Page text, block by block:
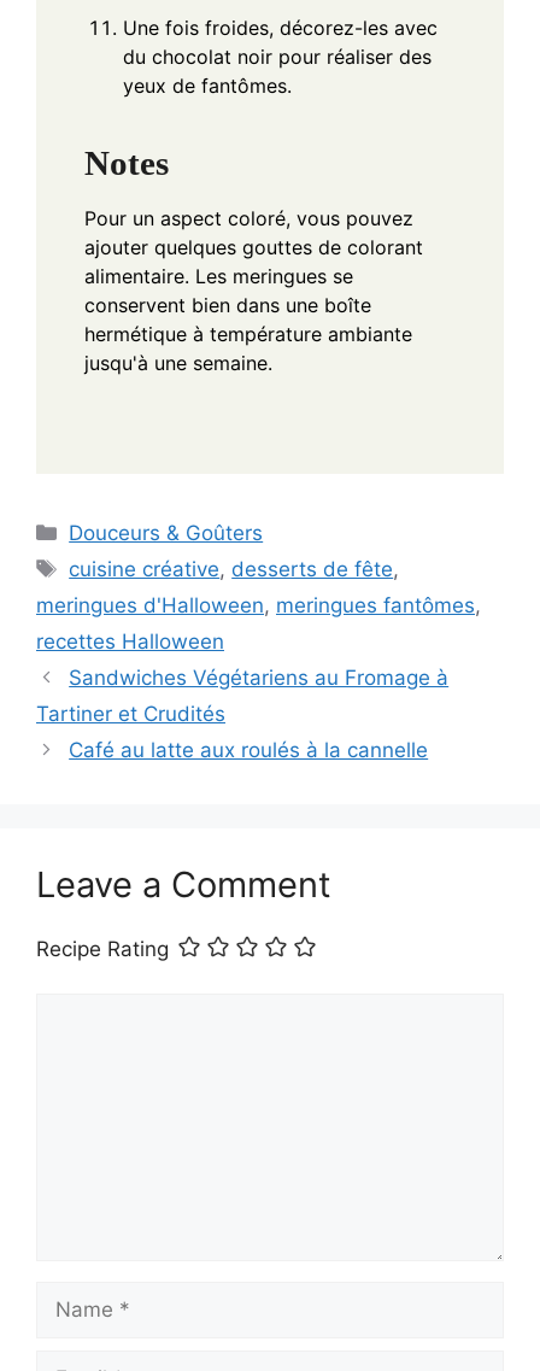
Une fois froides, décorez-les avec
du chocolat noir pour réaliser des
yeux de fantômes.
Notes
Pour un aspect coloré, vous pouvez
ajouter quelques gouttes de colorant
alimentaire. Les meringues se
conservent bien dans une boîte
hermétique à température ambiante
jusqu'à une semaine.
Categories
Douceurs & Goûters
Tags
cuisine créative, desserts de fête,
meringues d'Halloween, meringues fantômes,
recettes Halloween
Sandwiches Végétariens au Fromage à
Tartiner et Crudités
Café au latte aux roulés à la cannelle
Leave a Comment
Recipe Rating
Name
Email